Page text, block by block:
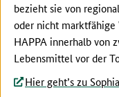
bezieht sie von
oder nicht
HAPPA innerhalb von
Lebensmittel vor der
Hier geht’s zu